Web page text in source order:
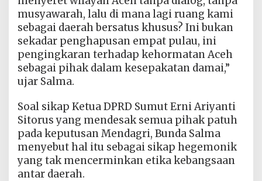
musyawarah, lalu di mana lagi ruang kami
sebagai daerah bersatus khusus? Ini bukan
sekadar penghapusan empat pulau, ini
pengingkaran terhadap kehormatan Aceh
sebagai pihak dalam kesepakatan damai,”
ujar Salma.
Soal sikap Ketua DPRD Sumut Erni Ariyanti
Sitorus yang mendesak semua pihak patuh
pada keputusan Mendagri, Bunda Salma
menyebut hal itu sebagai sikap hegemonik
yang tak mencerminkan etika kebangsaan
antar daerah.